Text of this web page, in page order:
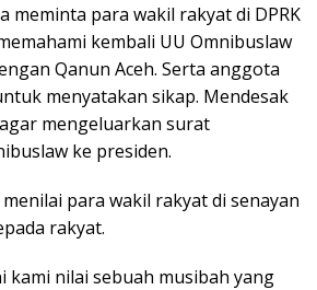
meminta para wakil rakyat di DPRK
kembali UU Omnibuslaw
Qanun Aceh. Serta anggota
menyatakan sikap. Mendesak
mengeluarkan surat
ke presiden.
para wakil rakyat di senayan
rakyat.
kami nilai sebuah musibah yang